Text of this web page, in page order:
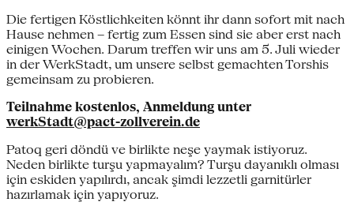
Die fertigen Köstlichkeiten könnt ihr dann sofort mit nach
Hause nehmen – fertig zum Essen sind sie aber erst nach
einigen Wochen. Darum treffen wir uns am 5. Juli wieder
in der WerkStadt, um unsere selbst gemachten Torshis
gemeinsam zu probieren.
Teilnahme kostenlos, Anmeldung unter
werkStadt@pact-zollverein.de
Patoq geri döndü ve birlikte neşe yaymak istiyoruz.
Neden birlikte turşu yapmayalım? Turşu dayanıklı olması
için eskiden yapılırdı, ancak şimdi lezzetli garnitürler
hazırlamak için yapıyoruz.